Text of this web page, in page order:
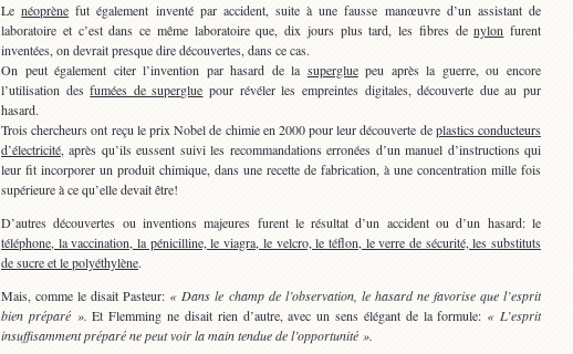
Lenéoprène fut également inventé par accident, suite à une fausse manœuvre d’un assistant de
laboratoire et c’est dans ce même laboratoire que, dix jours plus tard, les fibres denylon furent
inventées, on devrait presque dire découvertes, dans ce cas.
On peut également citer l’invention par hasard de la supergluepeu après la guerre, ou encore
l’utilisation desfumées de superglue pour révéler les empreintes digitales, découverte due au pur
hasard.
Trois chercheurs ont reçu le prix Nobel de chimie en 2000 pour leur découverte deplastics conducteurs
d’électricité, après qu’ils eussent suivi les recommandations erronées d’un manuel d’instructions qui
leur fit incorporer un produit chimique, dans une recette de fabrication, à une concentration mille fois
supérieure à ce qu’elle devait être!
D’autres découvertes ou inventions majeures furent le résultat d’un accident ou d’un hasard: le
téléphone, la vaccination, la pénicilline, le viagra, le velcro, le téflon, le verre de sécurité, les substituts
de sucre et le polyéthylène.
Mais, comme le disait Pasteur: « Dans le champ de l’observation, le hasard ne favorise que l’esprit
bien préparé ». Et Flemming ne disait rien d’autre, avec un sens élégant de la formule: « L’esprit
insuffisamment préparé ne peut voir la main tendue de l’opportunité ».